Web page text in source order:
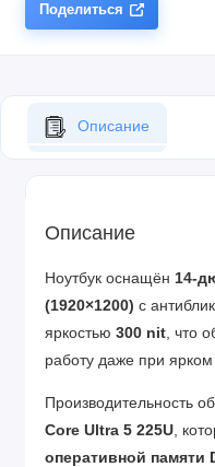
Поделиться
Описание
Описание
Ноутбук оснащён 14-
(1920×1200) с
яркостью 300 nit, что
работу даже при
Производительность
Core Ultra 5 225U ,
оперативной памяти